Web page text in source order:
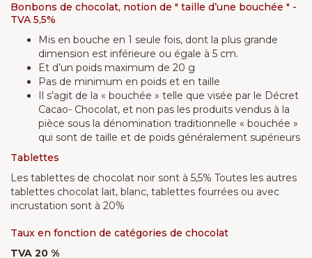
Bonbons de chocolat, notion de " taille d’une bouchée " -
TVA 5,5%
Mis en bouche en 1 seule fois, dont la plus grande
dimension est inférieure ou égale à 5 cm.
Et d’un poids maximum de 20 g
Pas de minimum en poids et en taille
Il s’agit de la « bouchée » telle que visée par le Décret
Cacao- Chocolat, et non pas les produits vendus à la
pièce sous la dénomination traditionnelle « bouchée »
qui sont de taille et de poids généralement supérieurs
Tablettes
Les tablettes de chocolat noir sont à 5,5% Toutes les autres
tablettes chocolat lait, blanc, tablettes fourrées ou avec
incrustation sont à 20%
Taux en fonction de catégories de chocolat
TVA 20 %